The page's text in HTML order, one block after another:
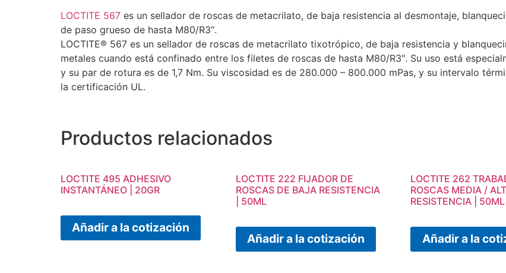
LOCTITE 567 es un sellador de roscas de metacrilato, de baja resistencia al desmontaje,
de paso grueso de hasta M80/R3″.
LOCTITE® 567 es un sellador de roscas de metacrilato tixotrópico, de baja resistencia y
metales cuando está confinado entre los filetes de roscas de hasta M80/R3″. Su uso está
y su par de rotura es de 1,7 Nm. Su viscosidad es de 280.000 – 800.000 mPas, y su intervalo
la certificación UL.
Productos relacionados
LOCTITE 495 ADHESIVO
INSTANTÁNEO | 20GR
Añadir a la cotización
LOCTITE 222 FIJADOR DE
ROSCAS DE BAJA RESISTENCIA
| 50ML
Añadir a la cotización
LOCTITE 262
ROSCAS MEDIA /
RESISTENCIA | 50ML
Añadir a la